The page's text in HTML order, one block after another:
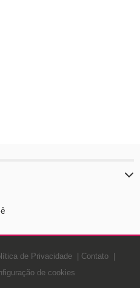
de Privacidade
Contato
de cookies